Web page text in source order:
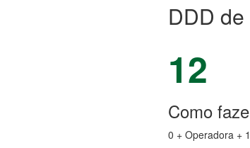
DDD
12
Como
0 + Operadora +